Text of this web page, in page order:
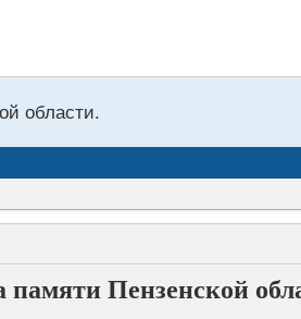
области.
памяти Пензенской